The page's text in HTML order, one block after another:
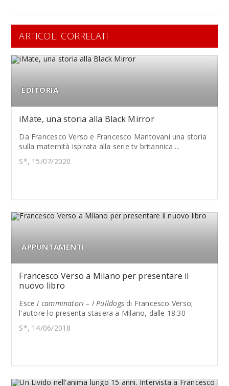
ARTICOLI CORRELATI
EDITORIA
iMate, una storia alla Black Mirror
Da Francesco Verso e Francesco Mantovani una storia
sulla maternità ispirata alla serie tv britannica....
S*, 15/07/2020
APPUNTAMENTI
Francesco Verso a Milano per presentare il
nuovo libro
EsceI camminatori – I Pulldogsdi Francesco Verso;
l'autore lo presenta stasera a Milano, dalle 18:30
S*, 14/06/2018